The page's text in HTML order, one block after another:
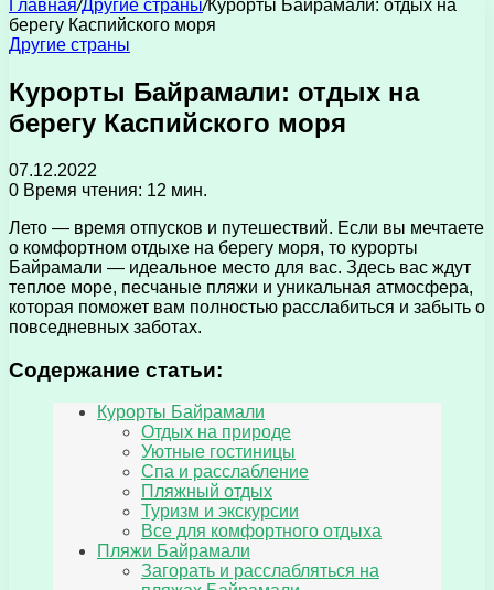
Главная/Другие страны/Курорты Байрамали: отдых на
берегу Каспийского моря
Другие страны
Курорты Байрамали: отдых на
берегу Каспийского моря
07.12.2022
0 Время чтения: 12 мин.
Лето — время отпусков и путешествий. Если вы мечтаете
о комфортном отдыхе на берегу моря, то курорты
Байрамали — идеальное место для вас. Здесь вас ждут
теплое море, песчаные пляжи и уникальная атмосфера,
которая поможет вам полностью расслабиться и забыть о
повседневных заботах.
Содержание статьи:
Курорты Байрамали
Отдых на природе
Уютные гостиницы
Спа и расслабление
Пляжный отдых
Туризм и экскурсии
Все для комфортного отдыха
Пляжи Байрамали
Загорать и расслабляться на